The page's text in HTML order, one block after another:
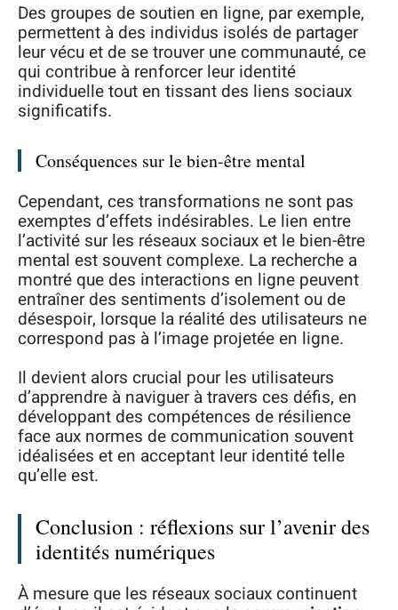
Des groupes de soutien en ligne, par exemple,
permettent à des individus isolés de partager
leur vécu et de se trouver une communauté, ce
qui contribue à renforcer leur identité
individuelle tout en tissant des liens sociaux
significatifs.
Conséquences sur le bien-être mental
Cependant, ces transformations ne sont pas
exemptes d’effets indésirables. Le lien entre
l’activité sur les réseaux sociaux et le bien-être
mental est souvent complexe. La recherche a
montré que des interactions en ligne peuvent
entraîner des sentiments d’isolement ou de
désespoir, lorsque la réalité des utilisateurs ne
correspond pas à l’image projetée en ligne.
Il devient alors crucial pour les utilisateurs
d’apprendre à naviguer à travers ces défis, en
développant des compétences de résilience
face aux normes de communication souvent
idéalisées et en acceptant leur identité telle
qu’elle est.
Conclusion : réflexions sur l’avenir des
identités numériques
À mesure que les réseaux sociaux continuent